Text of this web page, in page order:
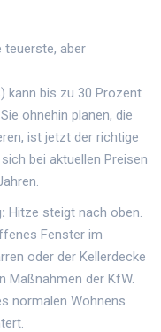
aber
kann bis zu 30 Prozent
ohnehin planen, die
ist jetzt der richtige
bei aktuellen Preisen
Hitze steigt nach oben.
Fenster im
oder der Kellerdecke
Maßnahmen der KfW.
normalen Wohnens